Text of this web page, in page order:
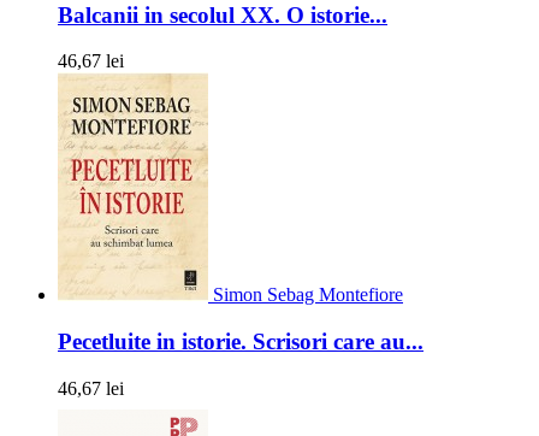
Balcanii in secolul XX. O istorie...
46,67 lei
Simon Sebag Montefiore
Pecetluite in istorie. Scrisori care au...
46,67 lei